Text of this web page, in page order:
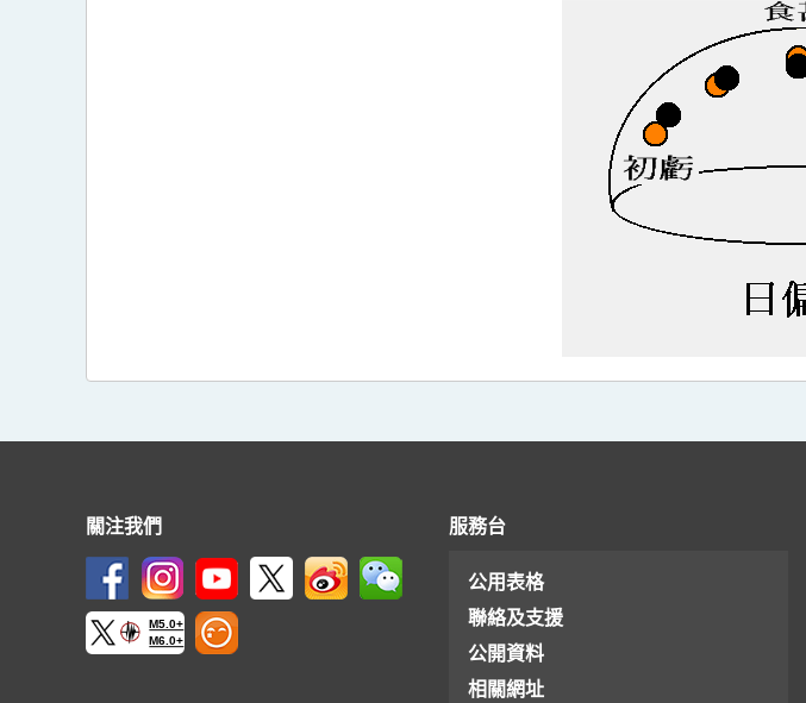
關注我們
M5.0+
M6.0+
服務台
公用表格
聯絡及支援
公開資料
相關網址